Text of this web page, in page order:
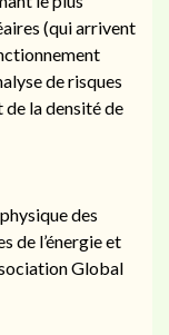
(qui arrivent
de risques
la densité de
des
de l’énergie et
Global